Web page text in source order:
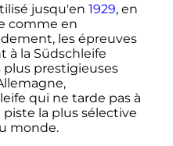
jusqu'en 1929, en
comme en
les épreuves
à la Südschleife
prestigieuses
qui ne tarde pas à
la plus sélective
monde.